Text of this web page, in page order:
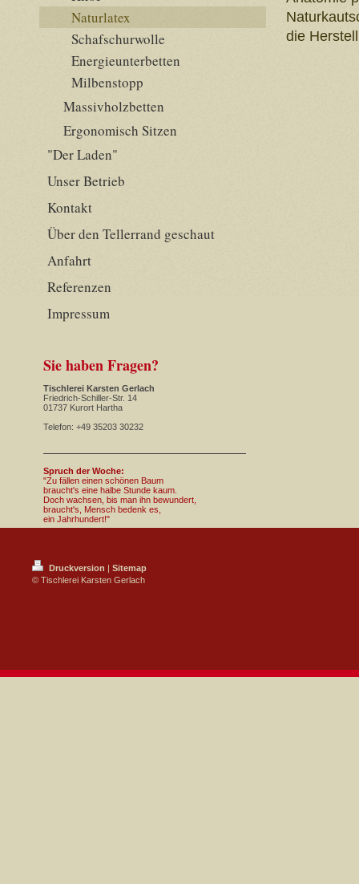
die
Naturlatex
Schafschurwolle
Energieunterbetten
Milbenstopp
Massivholzbetten
Ergonomisch Sitzen
"Der Laden"
Unser Betrieb
Kontakt
Über den Tellerrand geschaut
Anfahrt
Referenzen
Impressum
Sie haben Fragen?
Tischlerei Karsten Gerlach
Friedrich-Schiller-Str. 14
01737 Kurort Hartha
Telefon: +49 35203 30232
Spruch der Woche:
"Zu fällen einen schönen Baum
braucht's eine halbe Stunde kaum.
Doch wachsen, bis man ihn bewundert,
braucht's, Mensch bedenk es,
ein Jahrhundert!"
Druckversion | Sitemap
© Tischlerei Karsten Gerlach